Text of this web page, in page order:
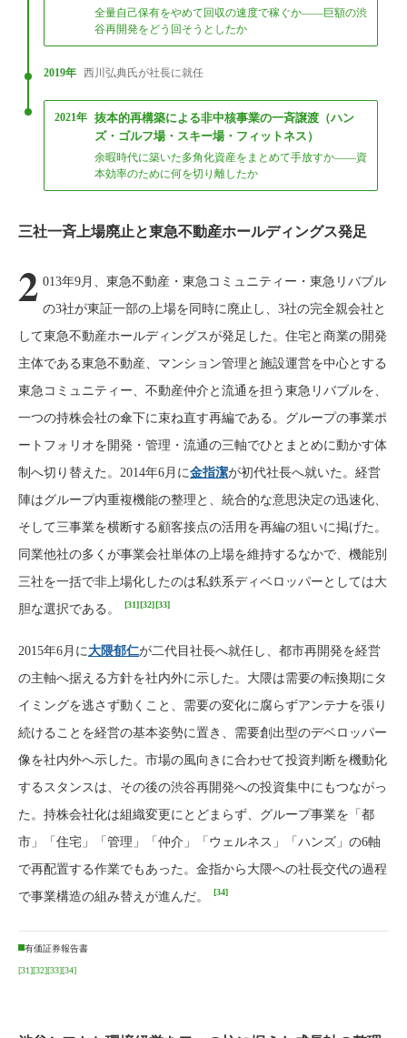
全量自己保有をやめて回収の速度で稼ぐか——巨額の渋
谷再開発をどう回そうとしたか
2019年 西川弘典氏が社長に就任
2021年 抜本的再構築による非中核事業の一斉譲渡（ハン
ズ・ゴルフ場・スキー場・フィットネス）
余暇時代に築いた多角化資産をまとめて手放すか——資
本効率のために何を切り離したか
三社一斉上場廃止と東急不動産ホールディングス発足
2 013年9月、東急不動産・東急コミュニティー・東急リバブル
の3社が東証一部の上場を同時に廃止し、3社の完全親会社と
して東急不動産ホールディングスが発足した。住宅と商業の開発
主体である東急不動産、マンション管理と施設運営を中心とする
東急コミュニティー、不動産仲介と流通を担う東急リバブルを、
一つの持株会社の傘下に束ね直す再編である。グループの事業ポ
ートフォリオを開発・管理・流通の三軸でひとまとめに動かす体
制へ切り替えた。2014年6月に金指潔が初代社長へ就いた。経営
陣はグループ内重複機能の整理と、統合的な意思決定の迅速化、
そして三事業を横断する顧客接点の活用を再編の狙いに掲げた。
同業他社の多くが事業会社単体の上場を維持するなかで、機能別
三社を一括で非上場化したのは私鉄系ディベロッパーとしては大
胆な選択である。
[31][32][33]
2015年6月に 大隈郁仁が二代目社長へ就任し、都市再開発を経営
の主軸へ据える方針を社内外に示した。大隈は需要の転換期にタ
イミングを逃さず動くこと、需要の変化に腐らずアンテナを張り
続けることを経営の基本姿勢に置き、需要創出型のデベロッパー
像を社内外へ示した。市場の風向きに合わせて投資判断を機動化
するスタンスは、その後の渋谷再開発への投資集中にもつながっ
た。持株会社化は組織変更にとどまらず、グループ事業を「都
市」「住宅」「管理」「仲介」「ウェルネス」「ハンズ」の6軸
で再配置する作業でもあった。金指から大隈への社長交代の過程
で事業構造の組み替えが進んだ。
[34]
有価証券報告書
[31][32][33][34]